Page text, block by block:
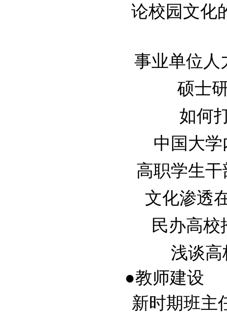
论校园文化
事业单位人
硕士
如何
中国大
高职学生
文化渗透
民办高校
浅谈高
●教师建设
新时期班主